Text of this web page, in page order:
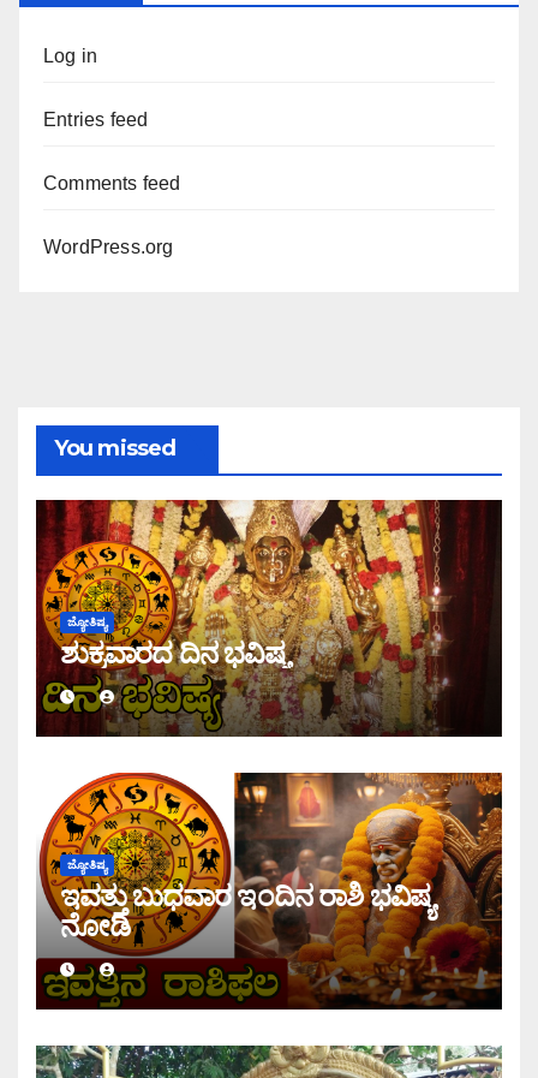
Log in
Entries feed
Comments feed
WordPress.org
You missed
ಜ್ಯೋತಿಷ್ಯ
ಶುಕ್ರವಾರದ ದಿನ ಭವಿಷ್ಯ
ಜ್ಯೋತಿಷ್ಯ
ಇವತ್ತು ಬುಧವಾರ ಇಂದಿನ ರಾಶಿ ಭವಿಷ್ಯ
ನೋಡಿ